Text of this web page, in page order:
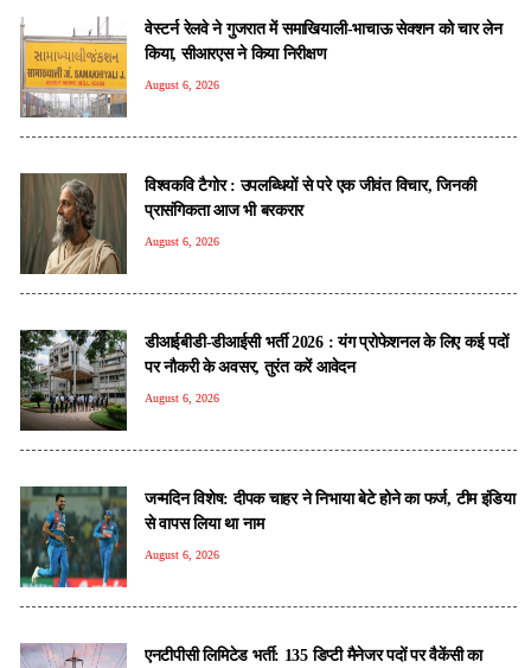
वेस्टर्न रेलवे ने गुजरात में समाखियाली-भाचाऊ सेक्शन को चार लेन
किया, सीआरएस ने किया निरीक्षण
August 6, 2026
विश्वकवि टैगोर : उपलब्धियों से परे एक जीवंत विचार, जिनकी
प्रासंगिकता आज भी बरकरार
August 6, 2026
डीआईबीडी-डीआईसी भर्ती 2026 : यंग प्रोफेशनल के लिए कई पदों
पर नौकरी के अवसर, तुरंत करें आवेदन
August 6, 2026
जन्मदिन विशेष: दीपक चाहर ने निभाया बेटे होने का फर्ज, टीम इंडिया
से वापस लिया था नाम
August 6, 2026
एनटीपीसी लिमिटेड भर्ती: 135 डिप्टी मैनेजर पदों पर वैकेंसी का